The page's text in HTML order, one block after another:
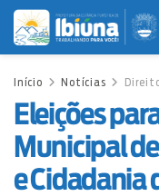
Início Notícias
Eleições
Municipal
e Cidadania